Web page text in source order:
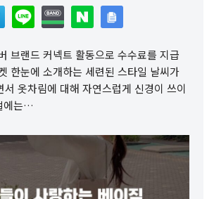
브랜드 커넥트 활동으로 수수료를 지급
한눈에 소개하는 세련된 스타일 날씨가
서 옷차림에 대해 자연스럽게 신경이 쓰이
에는…